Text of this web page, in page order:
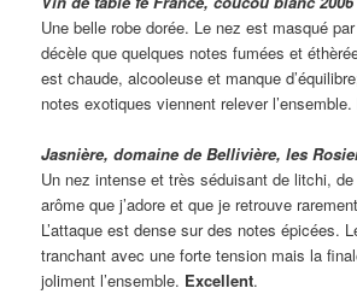
Une belle robe dorée. Le nez est masqué
décèle que quelques notes fumées et
est chaude, alcooleuse et manque
notes exotiques viennent relever l’ensemble.
Jasnière, domaine de Bellivière, les
Un nez intense et très séduisant de litchi,
arôme que j’adore et que je retrouve
L’attaque est dense sur des notes épicées.
tranchant avec une forte tension mais la
joliment l’ensemble. Excellent.